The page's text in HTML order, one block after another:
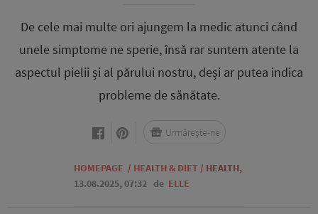
De cele mai multe ori ajungem la medic atunci când
unele simptome ne sperie, însă rar suntem atente la
aspectul pielii și al părului nostru, deși ar putea indica
probleme de sănătate.
HOMEPAGE / HEALTH & DIET / HEALTH,
13.08.2025, 07:32 de ELLE
Urmărește-ne